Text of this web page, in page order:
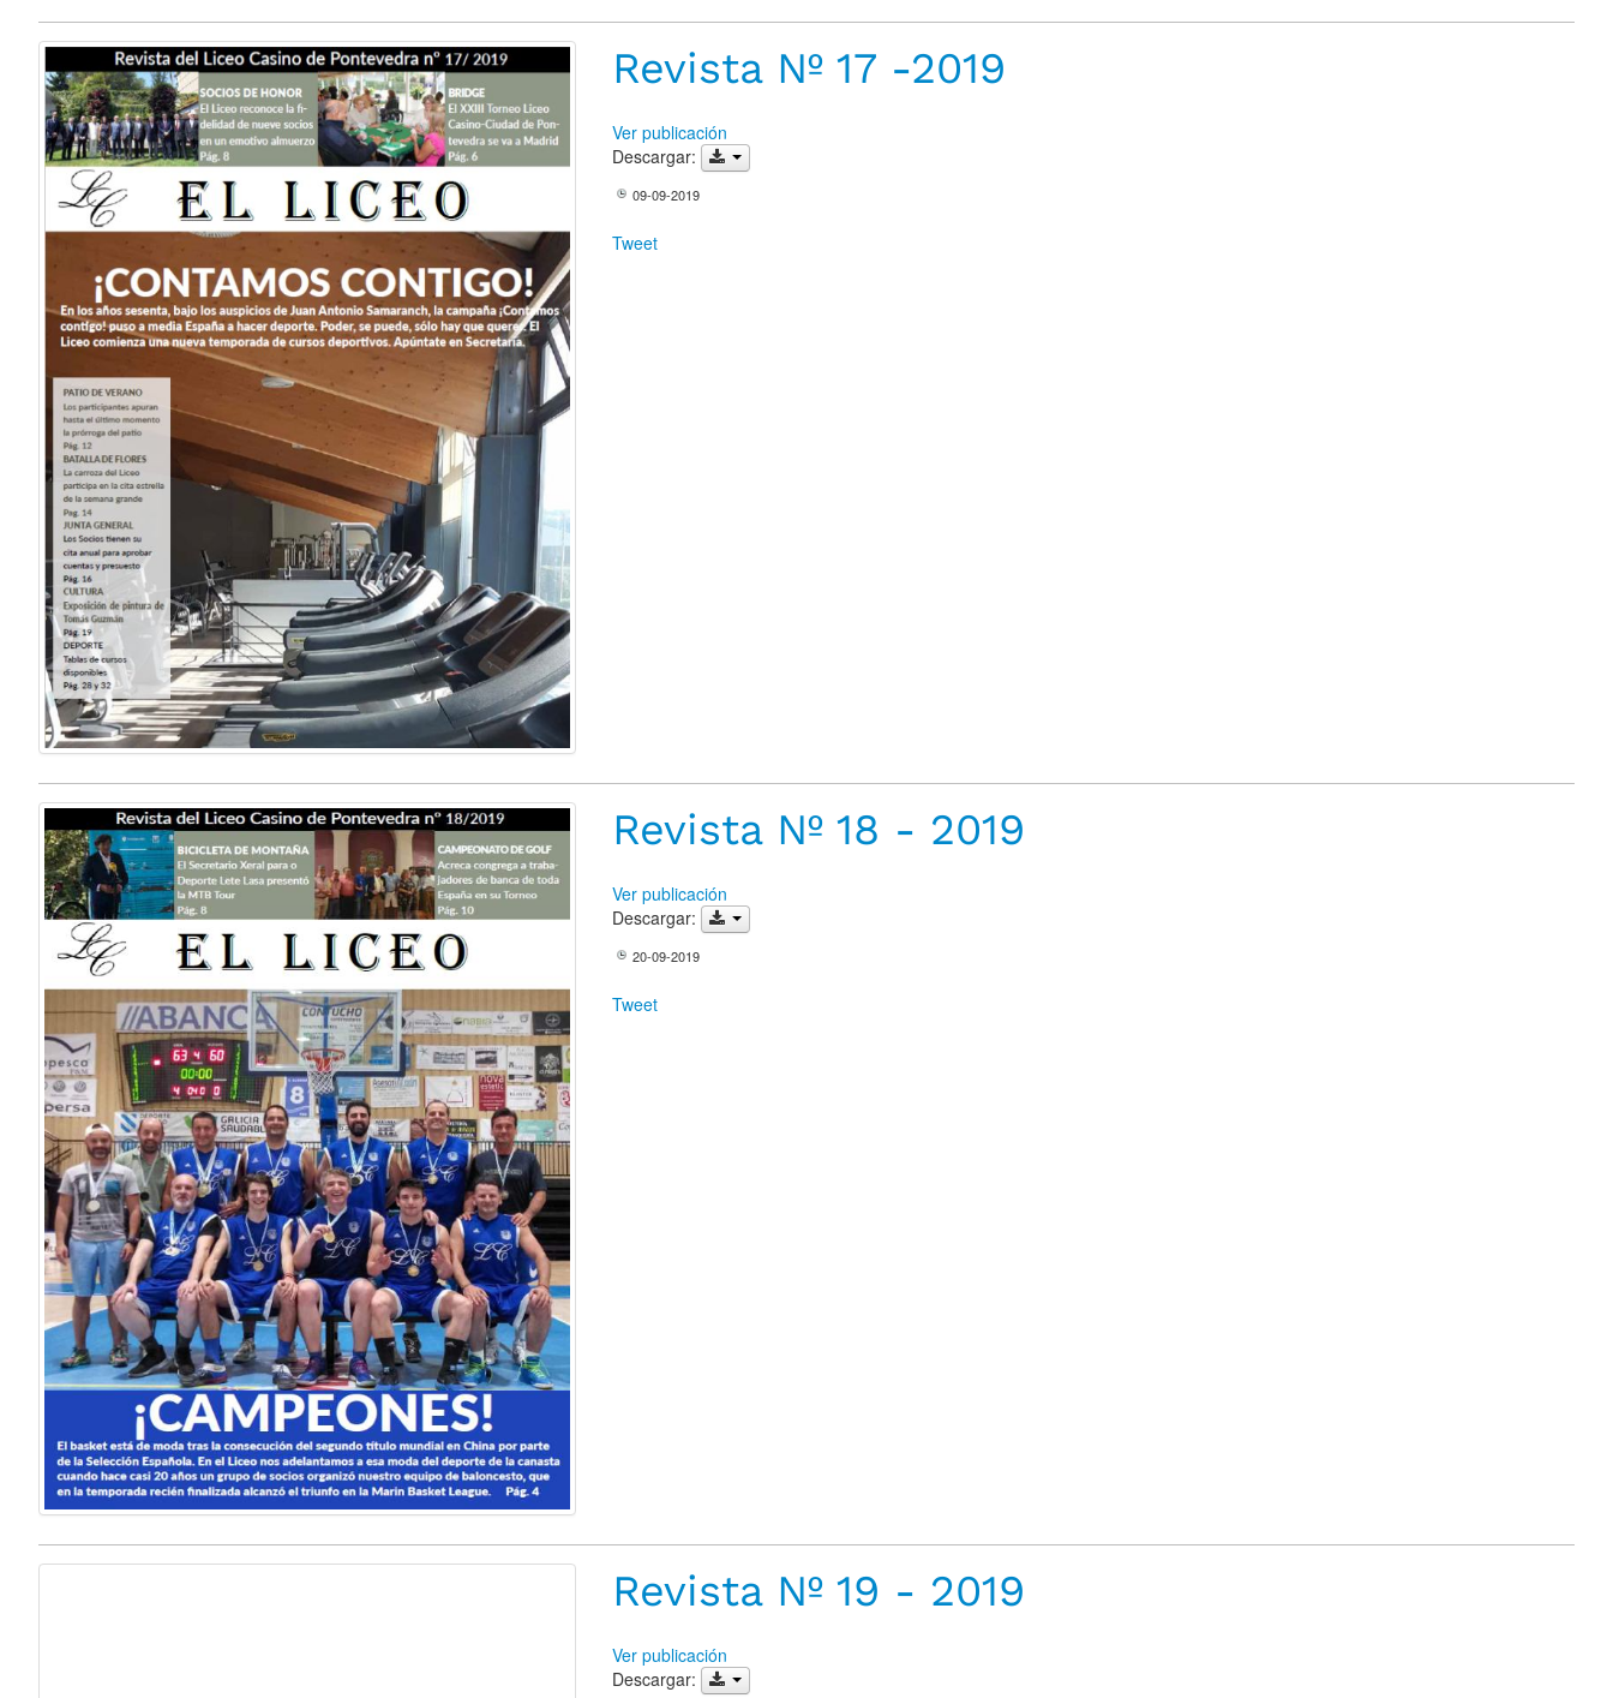
Revista Nº 17 -2019
Ver publicación
Descargar:
09-09-2019
Tweet
Revista Nº 18 - 2019
Ver publicación
Descargar:
20-09-2019
Tweet
Revista Nº 19 - 2019
Ver publicación
Descargar: